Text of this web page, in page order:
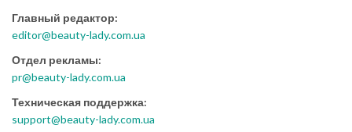
Главный редактор:
editor@beauty-lady.com.ua
Отдел рекламы:
pr@beauty-lady.com.ua
Техническая поддержка:
support@beauty-lady.com.ua